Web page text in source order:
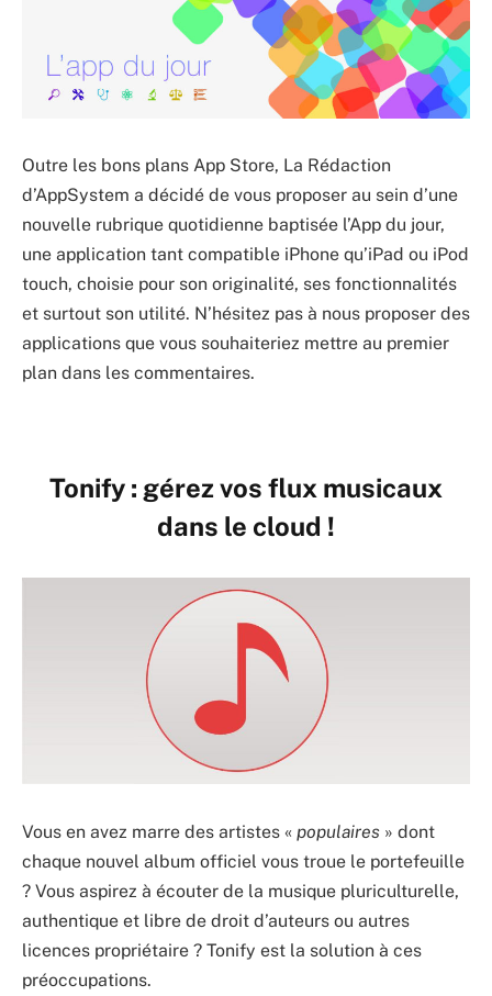
Outre les bons plans App Store, La Rédaction
d’AppSystem a décidé de vous proposer au sein d’une
nouvelle rubrique quotidienne baptisée l’App du jour,
une application tant compatible iPhone qu’iPad ou iPod
touch, choisie pour son originalité, ses fonctionnalités
et surtout son utilité. N’hésitez pas à nous proposer des
applications que vous souhaiteriez mettre au premier
plan dans les commentaires.
Tonify : gérez vos flux musicaux
dans le cloud !
Vous en avez marre des artistes « populaires » dont
chaque nouvel album officiel vous troue le portefeuille
? Vous aspirez à écouter de la musique pluriculturelle,
authentique et libre de droit d’auteurs ou autres
licences propriétaire ? Tonify est la solution à ces
préoccupations.